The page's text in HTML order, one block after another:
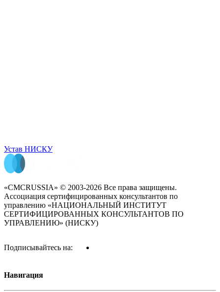
Устав НИСКУ
«CMCRUSSIA» © 2003-2026 Все права защищены.
Ассоциация сертифицированных консультантов по
управлению «НАЦИОНАЛЬНЫЙ ИНСТИТУТ
СЕРТИФИЦИРОВАННЫХ КОНСУЛЬТАНТОВ ПО
УПРАВЛЕНИЮ» (НИСКУ)
Подписывайтесь на:
Навигация